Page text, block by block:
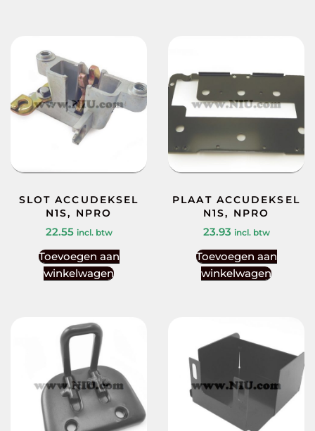
SLOT ACCUDEKSEL
N1S, NPRO
22.55 incl. btw
Toevoegen aan
winkelwagen
PLAAT ACCUDEKSEL
N1S, NPRO
23.93 incl. btw
Toevoegen aan
winkelwagen